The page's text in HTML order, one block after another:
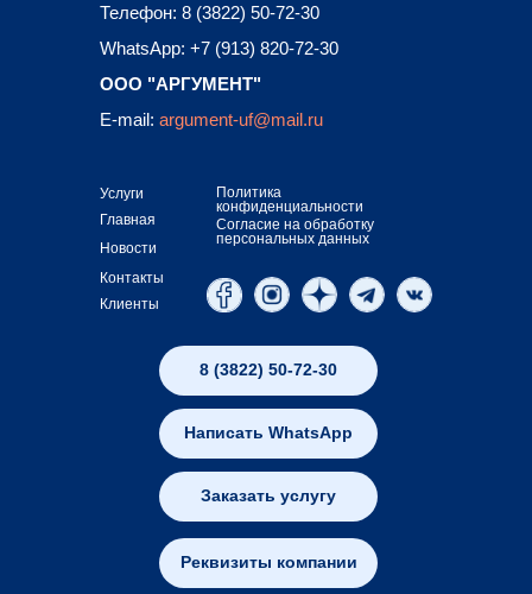
Политика
конфиденциальности
Согласие на обработку
персональных данных
Услуги
Новости
Контакты
Клиенты
Написать WhatsApp
Заказать услугу
Главная
Телефон: 8 (3822) 50-72-30
WhatsApp: +7 (913) 820-72-30
ООО "АРГУМЕНТ"
E-mail: argument-uf@mail.ru
Реквизиты компании
8 (3822) 50-72-30